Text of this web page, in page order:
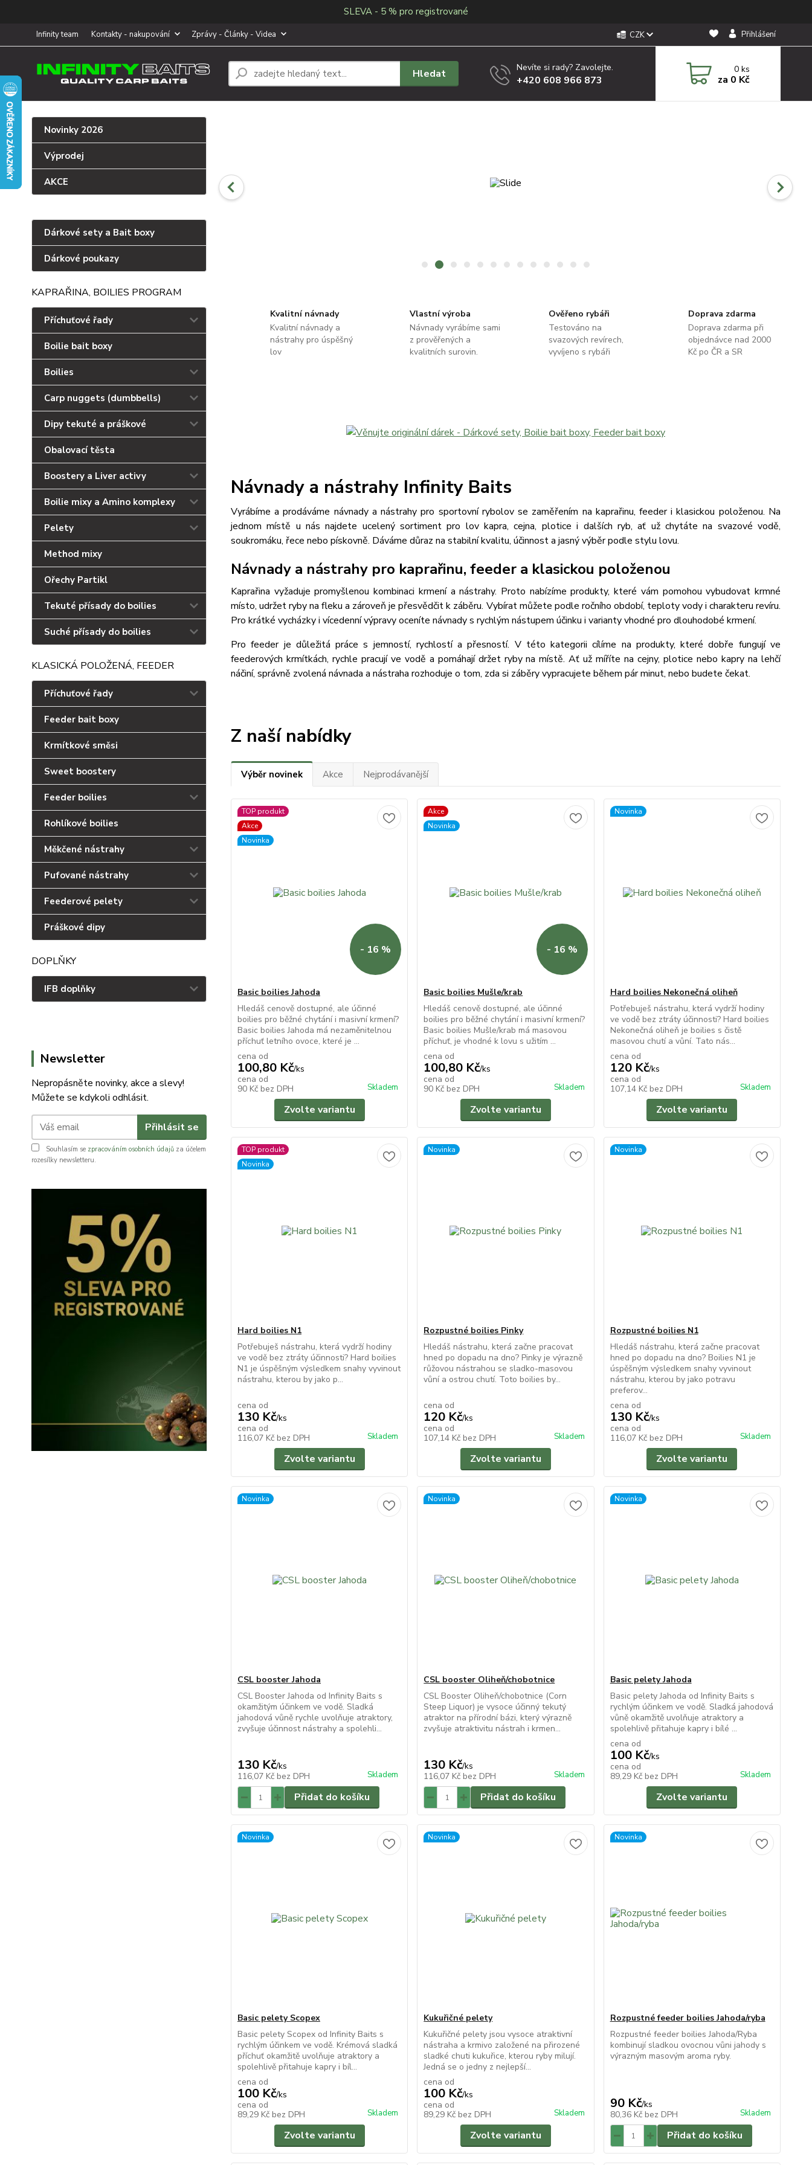
SLEVA - 5 % pro registrované
Infinity team Kontakty - nakupování Zprávy - Články - Videa CZK Přihlášení
Hledat Nevíte si rady? Zavolejte.
+420 608 966 873
0ks
za 0 Kč
Novinky 2026
Výprodej
AKCE
Dárkové sety a Bait boxy
Dárkové poukazy
KAPRAŘINA, BOILIES PROGRAM
Příchuťové řady
Boilie bait boxy
Boilies
Carp nuggets (dumbbells)
Dipy tekuté a práškové
Obalovací těsta
Boostery a Liver activy
Boilie mixy a Amino komplexy
Pelety
Method mixy
Ořechy Partikl
Tekuté přísady do boilies
Suché přísady do boilies
KLASICKÁ POLOŽENÁ, FEEDER
Příchuťové řady
Feeder bait boxy
Krmítkové směsi
Sweet boostery
Feeder boilies
Rohlíkové boilies
Měkčené nástrahy
Pufované nástrahy
Feederové pelety
Práškové dipy
DOPLŇKY
IFB doplňky
Newsletter
Nepropásněte novinky, akce a slevy!
Můžete se kdykoli odhlásit.
Přihlásit se
Souhlasím se zpracováním osobních údajů za účelem
rozesílky newsletteru.
Kvalitní návnady
Kvalitní návnady a
nástrahy pro úspěšný
lov
Vlastní výroba
Návnady vyrábíme sami
z prověřených a
kvalitních surovin.
Ověřeno rybáři
Testováno na
svazových revírech,
vyvíjeno s rybáři
Doprava zdarma
Doprava zdarma při
objednávce nad 2000
Kč po ČR a SR
Návnady a nástrahy Infinity Baits
Vyrábíme a prodáváme návnady a nástrahy pro sportovní rybolov se zaměřením na kaprařinu, feeder i klasickou položenou. Na
jednom místě u nás najdete ucelený sortiment pro lov kapra, cejna, plotice i dalších ryb, ať už chytáte na svazové vodě,
soukromáku, řece nebo pískovně. Dáváme důraz na stabilní kvalitu, účinnost a jasný výběr podle stylu lovu.
Návnady a nástrahy pro kaprařinu, feeder a klasickou položenou
Kaprařina vyžaduje promyšlenou kombinaci krmení a nástrahy. Proto nabízíme produkty, které vám pomohou vybudovat krmné
místo, udržet ryby na fleku a zároveň je přesvědčit k záběru. Vybírat můžete podle ročního období, teploty vody i charakteru revíru.
Pro krátké vycházky i vícedenní výpravy oceníte návnady s rychlým nástupem účinku i varianty vhodné pro dlouhodobé krmení.
Pro feeder je důležitá práce s jemností, rychlostí a přesností. V této kategorii cílíme na produkty, které dobře fungují ve
feederových krmítkách, rychle pracují ve vodě a pomáhají držet ryby na místě. Ať už míříte na cejny, plotice nebo kapry na lehčí
náčiní, správně zvolená návnada a nástraha rozhoduje o tom, zda si záběry vypracujete během pár minut, nebo budete čekat.
Z naší nabídky
Výběr novinek Akce Nejprodávanější
TOP produkt
Akce
Novinka
- 16 %
Basic boilies Jahoda
Hledáš cenově dostupné, ale účinné
boilies pro běžné chytání i masivní krmení?
Basic boilies Jahoda má nezaměnitelnou
příchuť letního ovoce, které je ...
cena od
100,80 Kč/ks
cena od
90 Kč bez DPH Skladem
Zvolte variantu
Akce
Novinka
- 16 %
Basic boilies Mušle/krab
Hledáš cenově dostupné, ale účinné
boilies pro běžné chytání i masivní krmení?
Basic boilies Mušle/krab má masovou
příchuť, je vhodné k lovu s užitím ...
cena od
100,80 Kč/ks
cena od
90 Kč bez DPH Skladem
Zvolte variantu
Novinka
Hard boilies Nekonečná oliheň
Potřebuješ nástrahu, která vydrží hodiny
ve vodě bez ztráty účinnosti? Hard boilies
Nekonečná oliheň je boilies s čistě
masovou chutí a vůní. Tato nás...
cena od
120 Kč/ks
cena od
107,14 Kč bez DPH Skladem
Zvolte variantu
TOP produkt
Novinka
Hard boilies N1
Potřebuješ nástrahu, která vydrží hodiny
ve vodě bez ztráty účinnosti? Hard boilies
N1 je úspěšným výsledkem snahy vyvinout
nástrahu, kterou by jako p...
cena od
130 Kč/ks
cena od
116,07 Kč bez DPH Skladem
Zvolte variantu
Novinka
Rozpustné boilies Pinky
Hledáš nástrahu, která začne pracovat
hned po dopadu na dno? Pinky je výrazně
růžovou nástrahou se sladko-masovou
vůní a ostrou chutí. Toto boilies by...
cena od
120 Kč/ks
cena od
107,14 Kč bez DPH Skladem
Zvolte variantu
Novinka
Rozpustné boilies N1
Hledáš nástrahu, která začne pracovat
hned po dopadu na dno? Boilies N1 je
úspěšným výsledkem snahy vyvinout
nástrahu, kterou by jako potravu
preferov...
cena od
130 Kč/ks
cena od
116,07 Kč bez DPH Skladem
Zvolte variantu
Novinka
CSL booster Jahoda
CSL Booster Jahoda od Infinity Baits s
okamžitým účinkem ve vodě. Sladká
jahodová vůně rychle uvolňuje atraktory,
zvyšuje účinnost nástrahy a spolehli...
130 Kč/ks
116,07 Kč bez DPH Skladem
Přidat do košíku
Novinka
CSL booster Oliheň/chobotnice
CSL Booster Oliheň/chobotnice (Corn
Steep Liquor) je vysoce účinný tekutý
atraktor na přírodní bázi, který výrazně
zvyšuje atraktivitu nástrah i krmen...
130 Kč/ks
116,07 Kč bez DPH Skladem
Přidat do košíku
Novinka
Basic pelety Jahoda
Basic pelety Jahoda od Infinity Baits s
rychlým účinkem ve vodě. Sladká jahodová
vůně okamžitě uvolňuje atraktory a
spolehlivě přitahuje kapry i bílé ...
cena od
100 Kč/ks
cena od
89,29 Kč bez DPH Skladem
Zvolte variantu
Novinka
Basic pelety Scopex
Basic pelety Scopex od Infinity Baits s
rychlým účinkem ve vodě. Krémová sladká
příchuť okamžitě uvolňuje atraktory a
spolehlivě přitahuje kapry i bíl...
cena od
100 Kč/ks
cena od
89,29 Kč bez DPH Skladem
Zvolte variantu
Novinka
Kukuřičné pelety
Kukuřičné pelety jsou vysoce atraktivní
nástraha a krmivo založené na přirozené
sladké chuti kukuřice, kterou ryby milují.
Jedná se o jedny z nejlepší...
cena od
100 Kč/ks
cena od
89,29 Kč bez DPH Skladem
Zvolte variantu
Novinka
Rozpustné feeder boilies Jahoda/ryba
Rozpustné feeder boilies Jahoda/Ryba
kombinují sladkou ovocnou vůni jahody s
výrazným masovým aroma ryby.
90 Kč/ks
80,36 Kč bez DPH Skladem
Přidat do košíku